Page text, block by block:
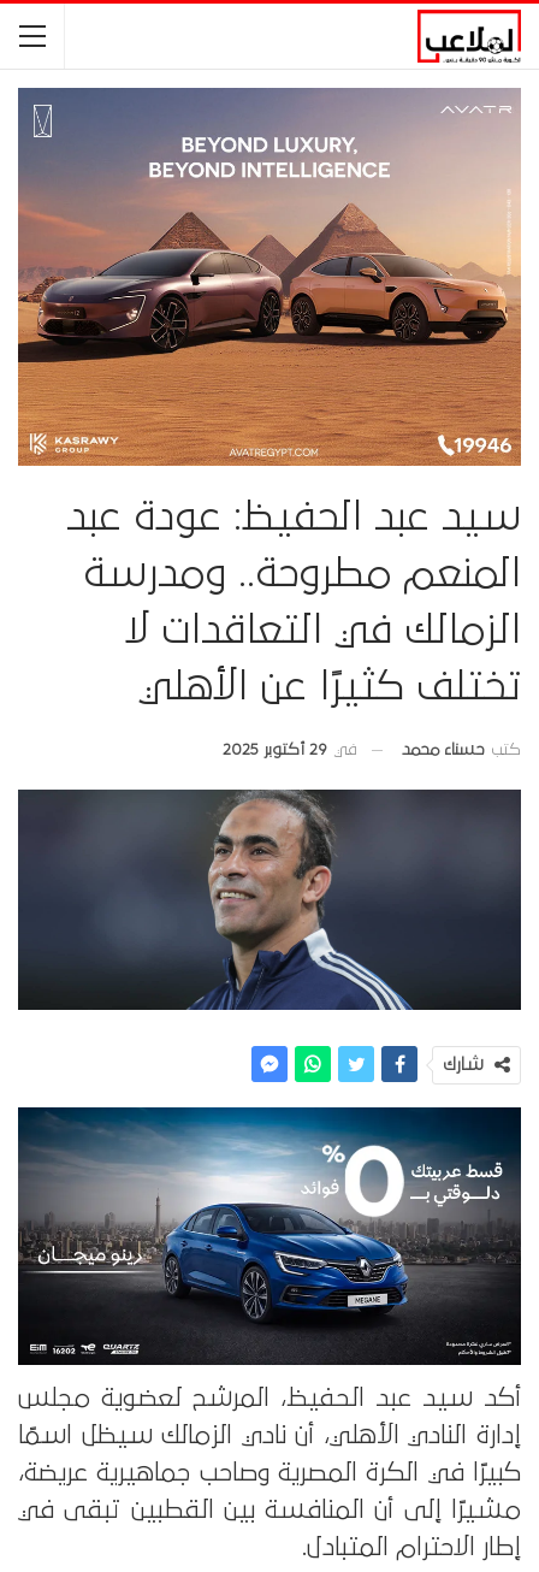
سيد عبد الحفيظ: عودة عبد
المنعم مطروحة.. ومدرسة
الزمالك في التعاقدات لا
تختلف كثيرًا عن الأهلي
كتب حسناء محمد في 29 أكتوبر 2025
شارك
أكد سيد عبد الحفيظ، المرشح لعضوية مجلس
إدارة النادي الأهلي، أن نادي الزمالك سيظل اسمًا
كبيرًا في الكرة المصرية وصاحب جماهيرية عريضة،
مشيرًا إلى أن المنافسة بين القطبين تبقى في
إطار الاحترام المتبادل.